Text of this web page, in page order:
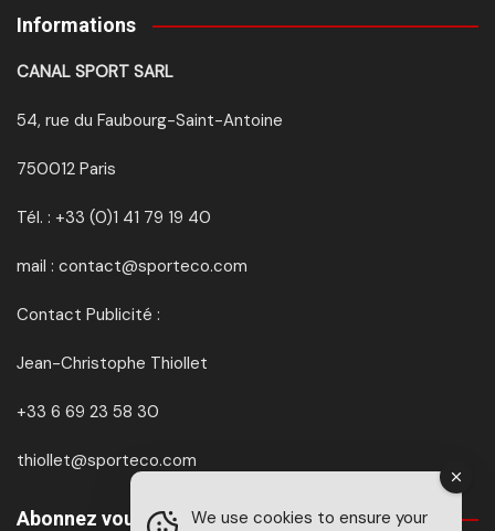
Informations
CANAL SPORT SARL
54, rue du Faubourg-Saint-Antoine
750012 Paris
Tél. : +33 (0)1 41 79 19 40
mail : contact@sporteco.com
Contact Publicité :
Jean-Christophe Thiollet
+33 6 69 23 58 30
thiollet@sporteco.com
Abonnez vous à SPORTéco & BIKEéco
We use cookies to ensure your